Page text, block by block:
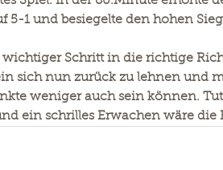
5-1 und besiegelte den hohen
wichtiger Schritt in die richtige
sich nun zurück zu lehnen und
weniger auch sein können.
ein schrilles Erwachen wäre die